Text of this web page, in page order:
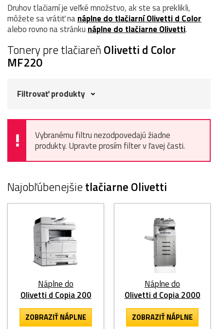
Druhov tlačiarní je veľké množstvo, ak ste sa preklikli,
môžete sa vrátiť nanáplne do tlačiarní Olivetti d Color
alebo rovno na stránku náplne do tlačiarne Olivetti.
Tonery pre tlačiareň Olivetti d Color
MF220
Filtrovať produkty
Vybranému filtru nezodpovedajú žiadne
produkty. Upravte prosím filter v ľavej časti.
Najobľúbenejšietlačiarne Olivetti
Náplne do
Olivetti d Copia 200
ZOBRAZIŤ NÁPLNE
Náplne do
Olivetti d Copia 2000
ZOBRAZIŤ NÁPLNE